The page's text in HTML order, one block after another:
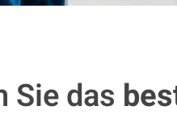
Sie das